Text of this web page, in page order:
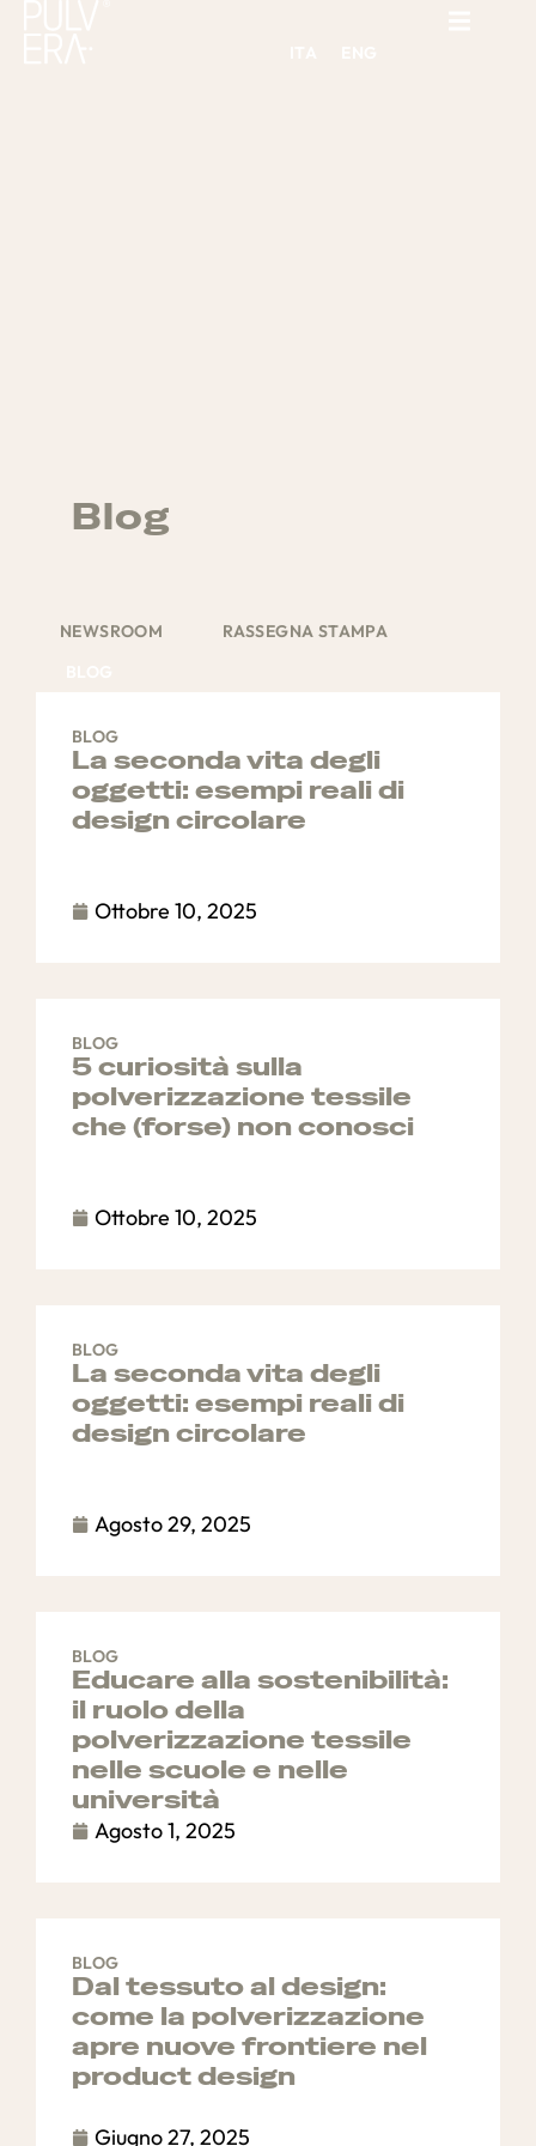
Blog
NEWSROOM
RASSEGNA STAMPA
BLOG
La seconda vita degli
oggetti: esempi reali di
design circolare
Ottobre 10, 2025
BLOG
5 curiosità sulla
polverizzazione tessile
che (forse) non conosci
Ottobre 10, 2025
BLOG
La seconda vita degli
oggetti: esempi reali di
design circolare
Agosto 29, 2025
BLOG
Educare alla sostenibilità:
il ruolo della
polverizzazione tessile
nelle scuole e nelle
università
Agosto 1, 2025
BLOG
Dal tessuto al design:
come la polverizzazione
apre nuove frontiere nel
product design
Giugno 27, 2025